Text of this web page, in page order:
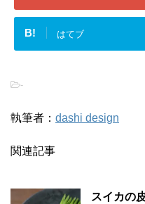
B! はてブ
-
執筆者： dashi design
関連記事
スイカの